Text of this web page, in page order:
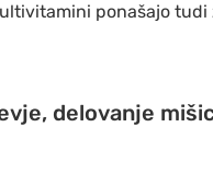
ponašajo tudi
delovanje